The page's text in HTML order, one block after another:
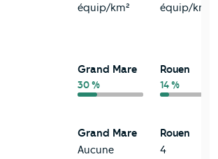
équip/km²
équip/km²
Grand Mare
30 %
Rouen
14 %
Grand Mare
Aucune
Rouen
4